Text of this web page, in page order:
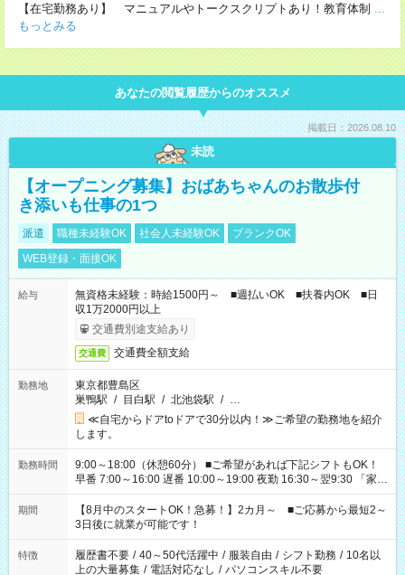
【在宅勤務あり】 マニュアルやトークスクリプトあり！教育体制 ...
もっとみる
あなたの閲覧履歴からのオススメ
掲載日：2026.08.10
未読
【オープニング募集】おばあちゃんのお散歩付
き添いも仕事の1つ
派遣 職種未経験OK 社会人未経験OK
ブランクOK
WEB登録・面接OK
給与
無資格未経験：時給1500円～ ■週払いOK ■扶養内OK ■日
収1万2000円以上
交通費別途支給あり
交通費 交通費全額支給
勤務地
東京都豊島区
巣鴨駅 / 目白駅 / 北池袋駅 / …
≪自宅からドアtoドアで30分以内！≫ご希望の勤務地を紹介
します。
勤務時間
9:00～18:00（休憩60分） ■ご希望があれば下記シフトもOK！
早番 7:00～16:00 遅番 10:00～19:00 夜勤 16:30～翌9:30 「家族
と休みを合わせたい」 「余裕を持って夕飯の準備がしたい」
「できれば残業はしたくない」 など、ご希望を教えてください
ね。 ※Wワーク希望の方へ 今ご覧のお仕事で希望する勤務時間
と、もう1つのお仕事の勤務時間。 合計で週40時間を超える場
合は応募できません。
期間
【8月中のスタートOK！急募！】2カ月～ ■ご応募から最短2～
3日後に就業が可能です！
特徴 履歴書不要 / 40～50代活躍中 / 服装自由 / シフト勤務 / 10名以
上の大量募集 / 電話対応なし / パソコンスキル不要